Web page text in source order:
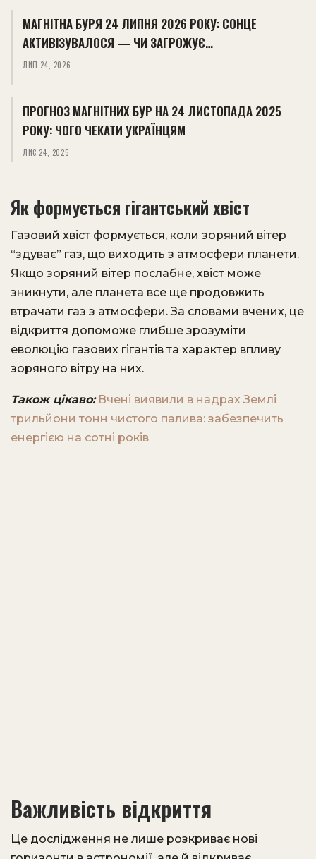
МАГНІТНА БУРЯ 24 ЛИПНЯ 2026 РОКУ: СОНЦЕ
АКТИВІЗУВАЛОСЯ — ЧИ ЗАГРОЖУЄ…
ЛИП 24, 2026
ПРОГНОЗ МАГНІТНИХ БУР НА 24 ЛИСТОПАДА 2025
РОКУ: ЧОГО ЧЕКАТИ УКРАЇНЦЯМ
ЛИС 24, 2025
Як формується гігантський хвіст
Газовий хвіст формується, коли зоряний вітер
“здуває” газ, що виходить з атмосфери планети.
Якщо зоряний вітер послабне, хвіст може
зникнути, але планета все ще продовжить
втрачати газ з атмосфери. За словами вчених, це
відкриття допоможе глибше зрозуміти
еволюцію газових гігантів та характер впливу
зоряного вітру на них.
Також цікаво: Вчені виявили в надрах Землі
трильйони тонн чистого палива: забезпечить
енергією на сотні років
Важливість відкриття
Це дослідження не лише розкриває нові